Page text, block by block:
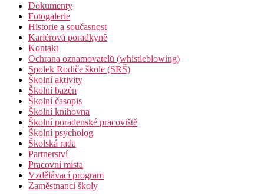
Dokumenty
Fotogalerie
Historie a současnost
Kariérová poradkyně
Kontakt
Ochrana oznamovatelů (whistleblowing)
Spolek Rodiče škole (SRŠ)
Školní aktivity
Školní bazén
Školní časopis
Školní knihovna
Školní poradenské pracoviště
Školní psycholog
Školská rada
Partnerství
Pracovní místa
Vzdělávací program
Zaměstnanci školy